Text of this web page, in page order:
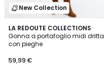
New Collection
LA REDOUTE COLLECTIONS
Gonna a portafoglio midi dritta
con pieghe
59,99 €